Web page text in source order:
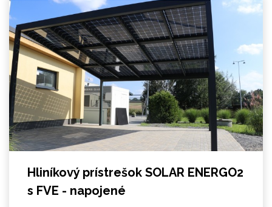
Hliníkový prístrešok SOLAR ENERGO2
s FVE - napojené